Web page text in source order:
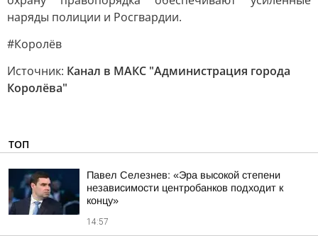
наряды полиции и Росгвардии.
#Королёв
Источник: Канал в МАКС "Администрация города
Королёва"
ТОП
Павел Селезнев: «Эра высокой степени
независимости центробанков подходит к
концу»
14:57